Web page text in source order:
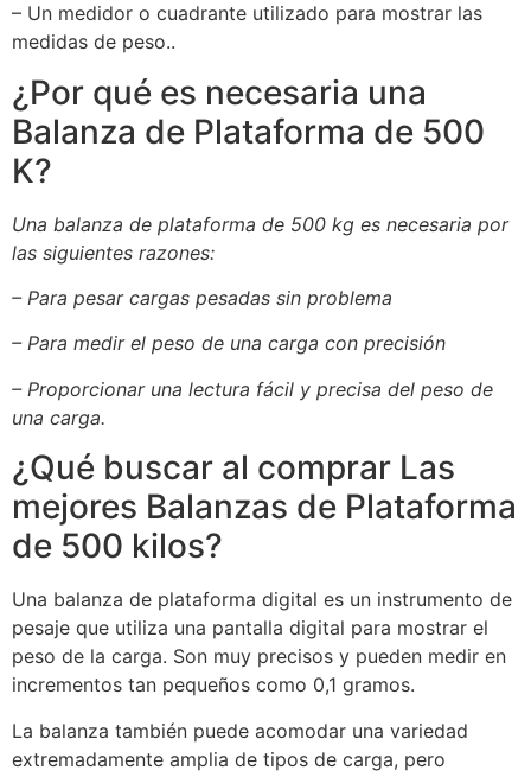
– Un medidor o cuadrante utilizado para mostrar las
medidas de peso..
¿Por qué es necesaria una
Balanza de Plataforma de 500
K?
Una balanza de plataforma de 500 kg es necesaria por
las siguientes razones:
– Para pesar cargas pesadas sin problema
– Para medir el peso de una carga con precisión
– Proporcionar una lectura fácil y precisa del peso de
una carga.
¿Qué buscar al comprar Las
mejores Balanzas de Plataforma
de 500 kilos?
Una balanza de plataforma digital es un instrumento de
pesaje que utiliza una pantalla digital para mostrar el
peso de la carga. Son muy precisos y pueden medir en
incrementos tan pequeños como 0,1 gramos.
La balanza también puede acomodar una variedad
extremadamente amplia de tipos de carga, pero